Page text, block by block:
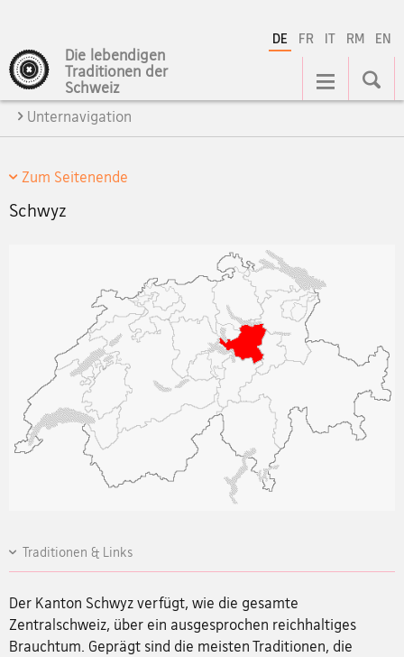
DE FR IT RM EN
Die lebendigen
Traditionen der
Schweiz
Hauptnavigation
Unternavigation
Zum Seitenende
Schwyz
Traditionen & Links
Der Kanton Schwyz verfügt, wie die gesamte
Zentralschweiz, über ein ausgesprochen reichhaltiges
Brauchtum. Geprägt sind die meisten Traditionen, die